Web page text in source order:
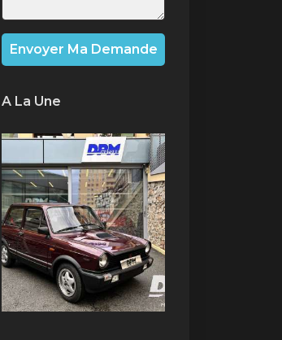
Envoyer Ma Demande
A La Une